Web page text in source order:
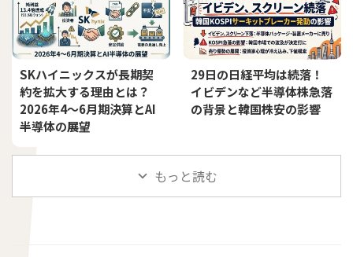
SKハイニックスが長期契
約を拡大する理由とは？
2026年4〜6月期決算とAI
半導体の展望
29日の日経平均は続落！
イビデンなど半導体株急落
の背景と韓国株安の影響
もっと読む